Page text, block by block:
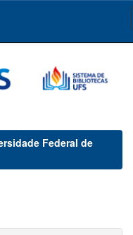
Federal de